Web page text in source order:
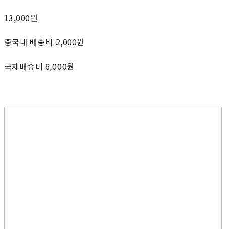
13,000원
중국내 배송비 2,000원
국제배송비 6,000원